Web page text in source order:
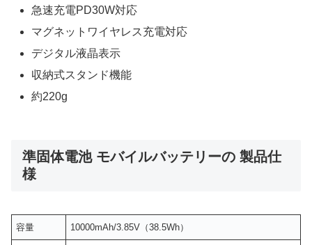
急速充電PD30W対応
マグネットワイヤレス充電対応
デジタル液晶表示
収納式スタンド機能
約220g
準固体電池 モバイルバッテリーの 製品仕
様
容量 10000mAh/3.85V（38.5Wh）